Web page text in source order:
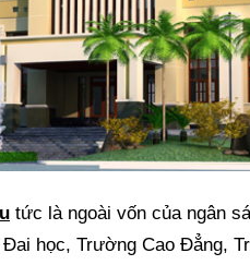
tức là ngoài vốn của ngân
học, Trường Cao Đẳng,